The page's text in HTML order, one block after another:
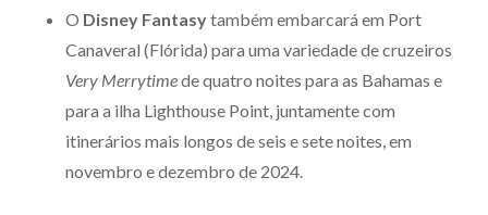
O Disney Fantasytambém embarcará em Port
Canaveral (Flórida) para uma variedade de cruzeiros
Very Merrytimede quatro noites para as Bahamas e
para a ilha Lighthouse Point, juntamente com
itinerários mais longos de seis e sete noites, em
novembro e dezembro de 2024.